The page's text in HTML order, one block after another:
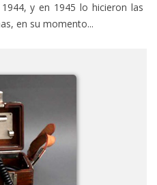
y en 1945 lo hicieron las
en su momento...